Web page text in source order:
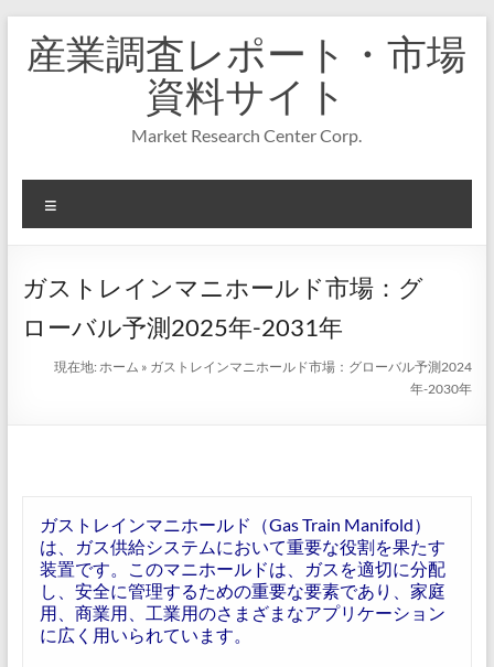
キ
プ
産業調査レポート・市場
資料サイト
Market Research Center Corp.
ニ
ー
ガストレインマニホールド市場：グ
ローバル予測2025年-2031年
現在地:ホーム » ガストレインマニホールド市場：グローバル予測2024
年-2030年
ガストレインマニホールド（Gas Train Manifold）
は、ガス供給システムにおいて重要な役割を果たす
装置です。このマニホールドは、ガスを適切に分配
し、安全に管理するための重要な要素であり、家庭
用、商業用、工業用のさまざまなアプリケーション
に広く用いられています。